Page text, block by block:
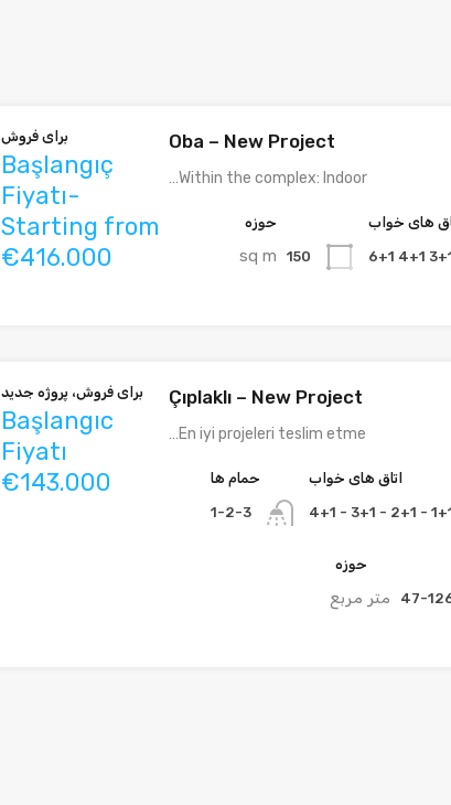
Oba – New Project
Within the complex: Indoor…
های خواب
3+1 4+1
حوزه
150
sq m
برای فروش
Başlangıç
Fiyatı-
Starting from
€416.000
Çıplaklı – New Project
En iyi projeleri teslim etme…
اتاق های خواب
1+1 - 2+1 - 3+1 -
حمام ها
1-2-3
حوزه
47- متر مربع
برای فروش، پروژه جدید
Başlangıc
Fiyatı
€143.000